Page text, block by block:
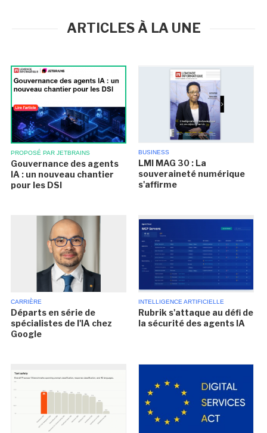
ARTICLES À LA UNE
PROPOSÉ PAR JETBRAINS
Gouvernance des agents
IA : un nouveau chantier
pour les DSI
BUSINESS
LMI MAG 30 : La
souveraineté numérique
s'affirme
CARRIÈRE
Départs en série de
spécialistes de l'IA chez
Google
INTELLIGENCE ARTIFICIELLE
Rubrik s'attaque au défi de
la sécurité des agents IA